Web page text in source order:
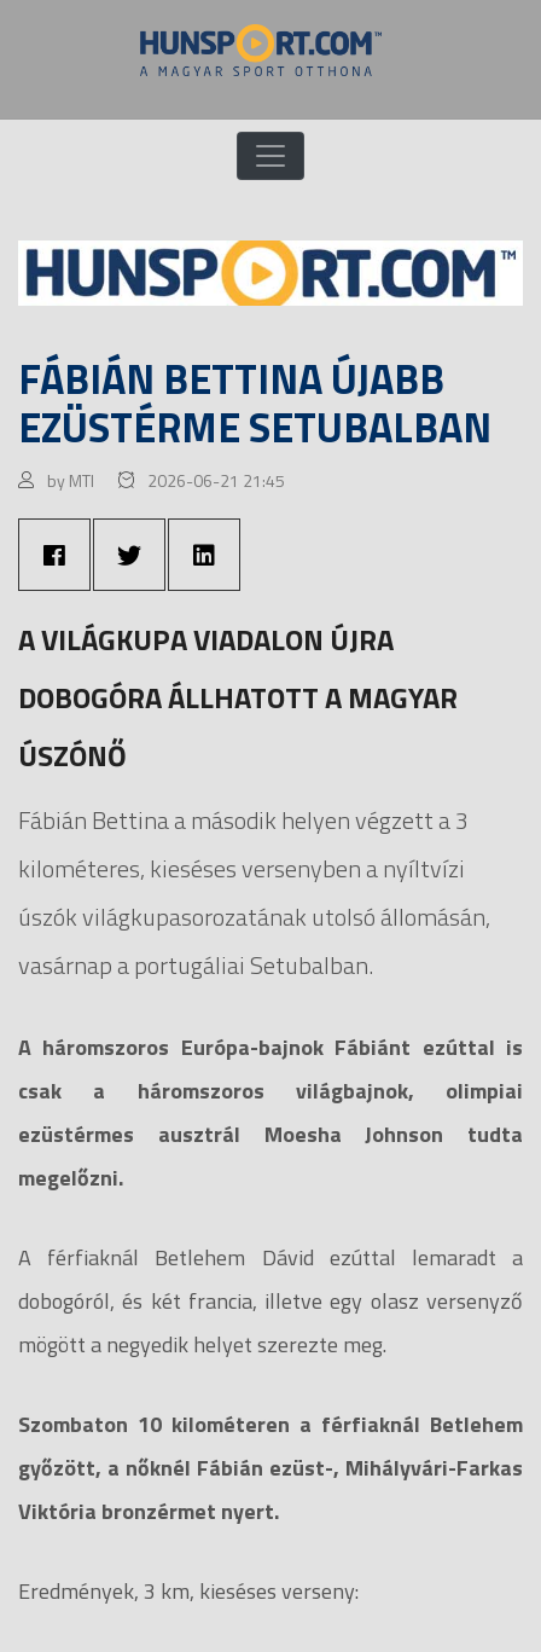
FÁBIÁN BETTINA ÚJABB
EZÜSTÉRME SETUBALBAN
by MTI 2026-06-21 21:45
A VILÁGKUPA VIADALON ÚJRA
DOBOGÓRA ÁLLHATOTT A MAGYAR
ÚSZÓNŐ
Fábián Bettina a második helyen végzett a 3
kilométeres, kieséses versenyben a nyíltvízi
úszók világkupasorozatának utolsó állomásán,
vasárnap a portugáliai Setubalban.
A háromszoros Európa-bajnok Fábiánt ezúttal is
csak a háromszoros világbajnok, olimpiai
ezüstérmes ausztrál Moesha Johnson tudta
megelőzni.
A férfiaknál Betlehem Dávid ezúttal lemaradt a
dobogóról, és két francia, illetve egy olasz versenyző
mögött a negyedik helyet szerezte meg.
Szombaton 10 kilométeren a férfiaknál Betlehem
győzött, a nőknél Fábián ezüst-, Mihályvári-Farkas
Viktória bronzérmet nyert.
Eredmények, 3 km, kieséses verseny: